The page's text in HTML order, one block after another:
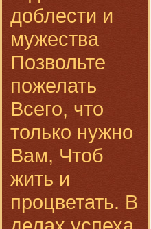
доблести и
мужества
Позвольте
пожелать
Всего, что
только нужно
Вам, Чтоб
жить и
процветать. В